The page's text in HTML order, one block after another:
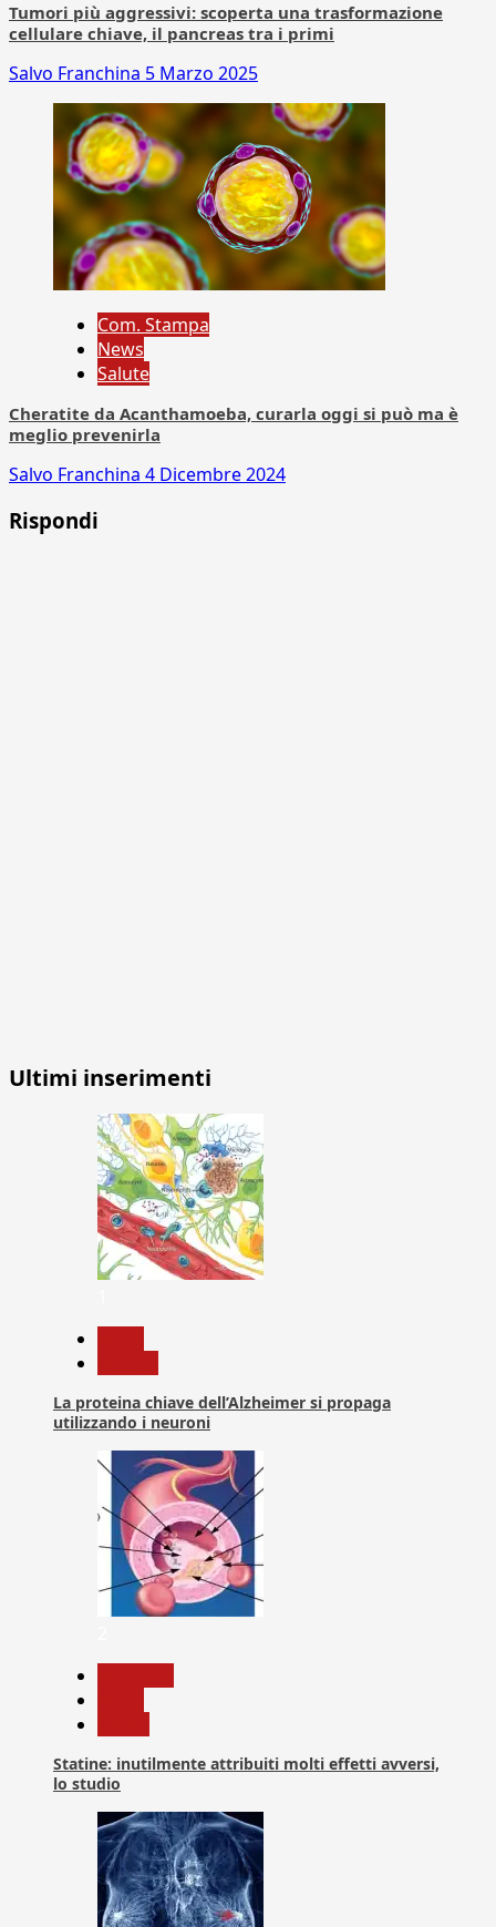
Tumori più aggressivi: scoperta una trasformazione
cellulare chiave, il pancreas tra i primi
Salvo Franchina 5 Marzo 2025
Com. Stampa
News
Salute
Cheratite da Acanthamoeba, curarla oggi si può ma è
meglio prevenirla
Salvo Franchina 4 Dicembre 2024
Rispondi
Ultimi inserimenti
La proteina chiave dell’Alzheimer si propaga
utilizzando i neuroni
Statine: inutilmente attribuiti molti effetti avversi,
lo studio